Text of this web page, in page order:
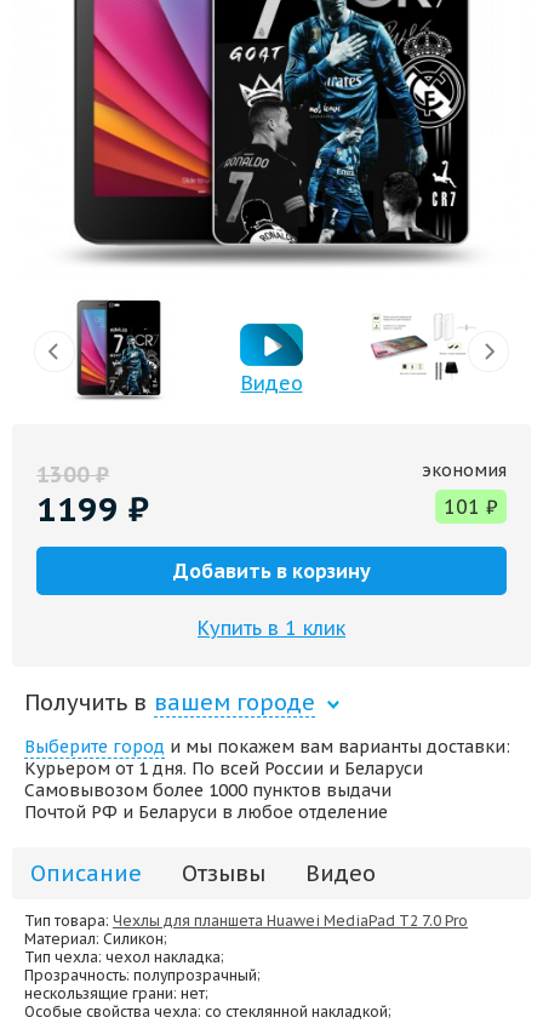
Видео
1300₽
1199 ₽
экономия
101 ₽
Добавить в корзину
Купить в 1 клик
Получить в вашем городе
Выберите город и мы покажем вам варианты доставки:
Курьером от 1 дня. По всей России и Беларуси
Самовывозом более 1000 пунктов выдачи
Почтой РФ и Беларуси в любое отделение
Описание Отзывы Видео
Тип товара: Чехлы для планшета Huawei MediaPad T2 7.0 Pro
Материал: Силикон;
Тип чехла: чехол накладка;
Прозрачность: полупрозрачный;
нескользящие грани: нет;
Особые свойства чехла: со стеклянной накладкой;